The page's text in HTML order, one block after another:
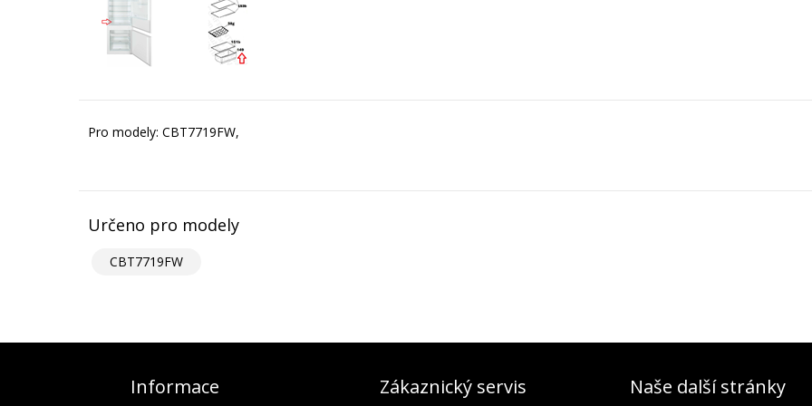
Pro modely: CBT7719FW,
Určeno pro modely
CBT7719FW
Informace Zákaznický servis Naše další stránky